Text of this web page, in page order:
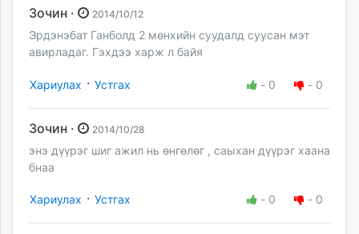
Зочин · 2014/10/12
Эрдэнэбат Ганболд 2 мөнхийн суудалд суусан мэт
авирладаг. Гэхдээ харж л байя
Хариулах · Устгах - 0 - 0
Зочин · 2014/10/28
энэ дүүрэг шиг ажил нь өнгөлөг , саыхан дүүрэг хаана
бнаа
Хариулах · Устгах - 0 - 0